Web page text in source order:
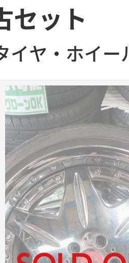
ット
イヤ・ホイー